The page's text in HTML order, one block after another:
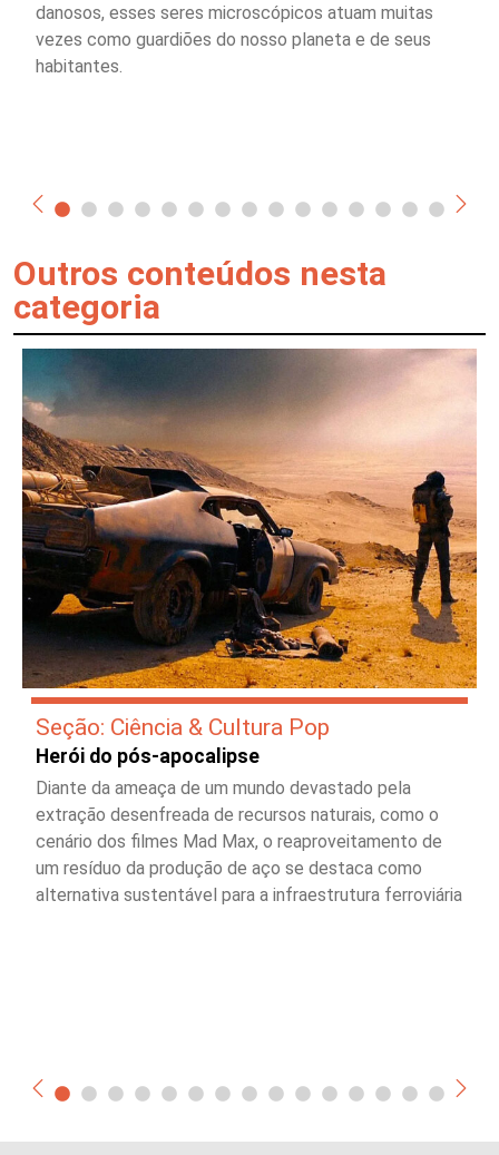
danosos, esses seres microscópicos atuam muitas
vezes como guardiões do nosso planeta e de seus
habitantes.
Outros conteúdos nesta
categoria
Seção: Ciência & Cultura Pop
Herói do pós-apocalipse
Diante da ameaça de um mundo devastado pela
extração desenfreada de recursos naturais, como o
cenário dos filmes Mad Max, o reaproveitamento de
um resíduo da produção de aço se destaca como
alternativa sustentável para a infraestrutura ferroviária